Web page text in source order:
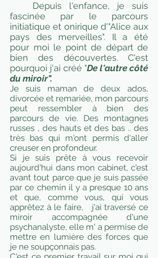
Depuis l'enfance, je suis
fascinée par le parcours
initiatique et onirique d'"Alice aux
pays des merveilles". Il a été
pour moi le point de départ de
bien des découvertes. C'est
pourquoi j'ai créé "De l'autre côté
du miroir".
Je suis maman de deux ados,
divorcée et remariée, mon parcours
peut ressembler à bien des
parcours de vie. Des montagnes
russes , des hauts et des bas .. des
très bas qui m'ont permis d'aller
creuser en profondeur.
Si je suis prête à vous recevoir
aujourd'hui dans mon cabinet, c'est
avant tout parce que je suis passée
par ce chemin il y a presque 10 ans
et que, comme vous, qui vous
apprêtez à le faire, j'ai traversé ce
miroir accompagnée d'une
psychanalyste, elle m' a permise de
mettre en lumière des forces que
je ne soupçonnais pas.